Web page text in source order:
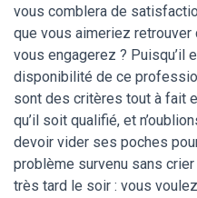
vous comblera de
que vous aimeriez
vous engagerez ? Puisqu’il
disponibilité de ce
sont des critères tout à fait
qu’il soit qualifié, et
devoir vider ses poches
problème survenu sans
très tard le soir : vous